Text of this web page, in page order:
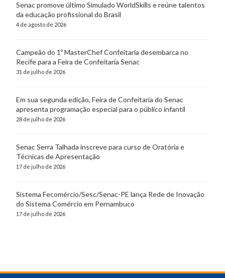
Senac promove último Simulado WorldSkills e reúne talentos
da educação profissional do Brasil
4 de agosto de 2026
Campeão do 1º MasterChef Confeitaria desembarca no
Recife para a Feira de Confeitaria Senac
31 de julho de 2026
Em sua segunda edição, Feira de Confeitaria do Senac
apresenta programação especial para o público infantil
28 de julho de 2026
Senac Serra Talhada inscreve para curso de Oratória e
Técnicas de Apresentação
17 de julho de 2026
Sistema Fecomércio/Sesc/Senac-PE lança Rede de Inovação
do Sistema Comércio em Pernambuco
17 de julho de 2026